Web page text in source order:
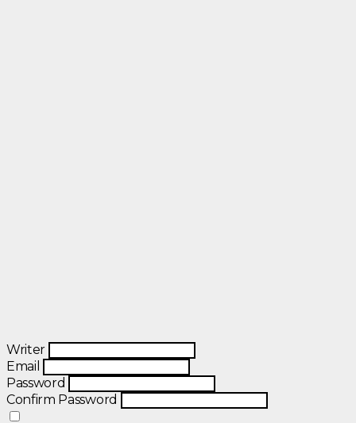
Writer
Email
Password
Confirm Password